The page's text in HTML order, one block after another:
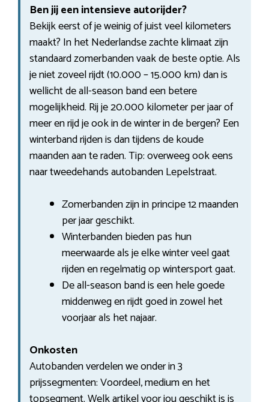
Ben jij een intensieve autorijder?
Bekijk eerst of je weinig of juist veel kilometers
maakt? In het Nederlandse zachte klimaat zijn
standaard zomerbanden vaak de beste optie. Als
je niet zoveel rijdt (10.000 – 15.000 km) dan is
wellicht de all-season band een betere
mogelijkheid. Rij je 20.000 kilometer per jaar of
meer en rijd je ook in de winter in de bergen? Een
winterband rijden is dan tijdens de koude
maanden aan te raden. Tip: overweeg ook eens
naar tweedehands autobanden Lepelstraat.
Zomerbanden zijn in principe 12 maanden
per jaar geschikt.
Winterbanden bieden pas hun
meerwaarde als je elke winter veel gaat
rijden en regelmatig op wintersport gaat.
De all-season band is een hele goede
middenweg en rijdt goed in zowel het
voorjaar als het najaar.
Onkosten
Autobanden verdelen we onder in 3
prijssegmenten: Voordeel, medium en het